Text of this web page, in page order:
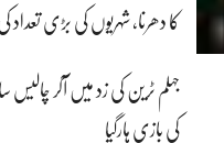
کا دھرنا، شہریوں کی بڑی
جہلم ٹرین کی زد میں آکر
کی بازی ہارگیا